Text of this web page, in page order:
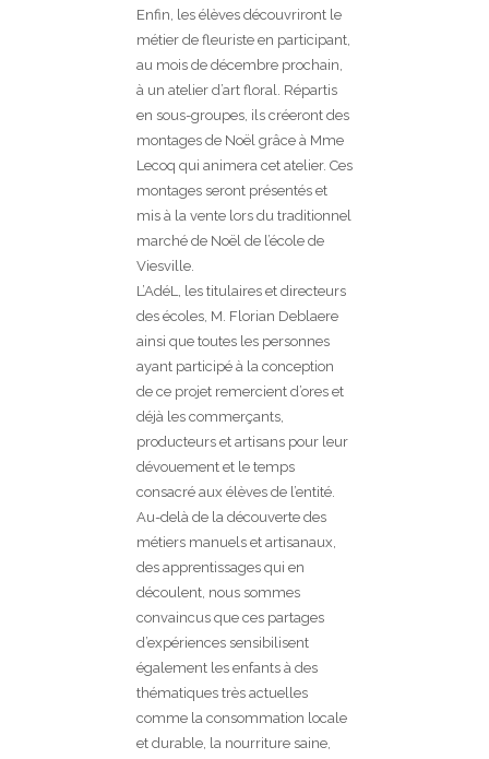
Enfin, les élèves découvriront le
métier de fleuriste en participant,
au mois de décembre prochain,
à un atelier d’art floral. Répartis
en sous-groupes, ils créeront des
montages de Noël grâce à Mme
Lecoq qui animera cet atelier. Ces
montages seront présentés et
mis à la vente lors du traditionnel
marché de Noël de l’école de
Viesville.
L’AdéL, les titulaires et directeurs
des écoles, M. Florian Deblaere
ainsi que toutes les personnes
ayant participé à la conception
de ce projet remercient d’ores et
déjà les commerçants,
producteurs et artisans pour leur
dévouement et le temps
consacré aux élèves de l’entité.
Au-delà de la découverte des
métiers manuels et artisanaux,
des apprentissages qui en
découlent, nous sommes
convaincus que ces partages
d’expériences sensibilisent
également les enfants à des
thématiques très actuelles
comme la consommation locale
et durable, la nourriture saine,